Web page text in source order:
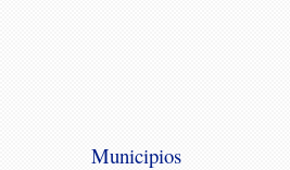
Municipios